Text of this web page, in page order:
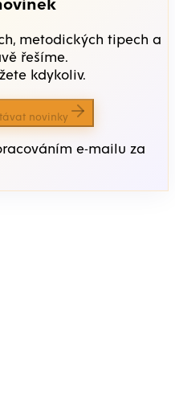
metodických tipech a
řešíme.
kdykoliv.
novinky
e-mailu za